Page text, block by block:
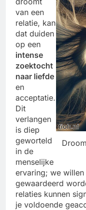
van een
relatie, kan
dat duiden
op een
intense
zoektocht
naar liefde
en
acceptatie.
Dit
verlangen
is diep
geworteld
in de
menselijke
ervaring; we
gewaardeerd
relaties kunnen
je voldoende